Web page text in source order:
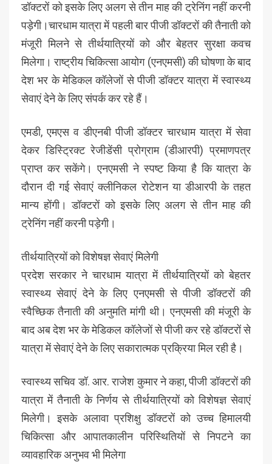
डॉक्टरों को इसके लिए अलग से तीन माह की ट्रेनिंग नहीं करनी
पड़ेगी।चारधाम यात्रा में पहली बार पीजी डॉक्टरों की तैनाती को
मंजूरी मिलने से तीर्थयात्रियों को और बेहतर सुरक्षा कवच
मिलेगा। राष्ट्रीय चिकित्सा आयोग (एनएमसी) की घोषणा के बाद
देश भर के मेडिकल कॉलेजों से पीजी डॉक्टर यात्रा में स्वास्थ्य
सेवाएं देने के लिए संपर्क कर रहे हैं।
एमडी, एमएस व डीएनबी पीजी डॉक्टर चारधाम यात्रा में सेवा
देकर डिस्ट्रिक्ट रेजीडेंसी प्रोग्राम (डीआरपी) प्रमाणपत्र
प्राप्त कर सकेंगे। एनएमसी ने स्पष्ट किया है कि यात्रा के
दौरान दी गई सेवाएं क्लीनिकल रोटेशन या डीआरपी के तहत
मान्य होंगी। डॉक्टरों को इसके लिए अलग से तीन माह की
ट्रेनिंग नहीं करनी पड़ेगी।
तीर्थयात्रियों को विशेषज्ञ सेवाएं मिलेगी
प्रदेश सरकार ने चारधाम यात्रा में तीर्थयात्रियों को बेहतर
स्वास्थ्य सेवाएं देने के लिए एनएमसी से पीजी डॉक्टरों की
स्वैच्छिक तैनाती की अनुमति मांगी थी। एनएमसी की मंजूरी के
बाद अब देश भर के मेडिकल कॉलेजों से पीजी कर रहे डॉक्टरों से
यात्रा में सेवाएं देने के लिए सकारात्मक प्रक्रिया मिल रही है।
स्वास्थ्य सचिव डॉ. आर. राजेश कुमार ने कहा, पीजी डॉक्टरों की
यात्रा में तैनाती के निर्णय से तीर्थयात्रियों को विशेषज्ञ सेवाएं
मिलेगी। इसके अलावा प्रशिक्षु डॉक्टरों को उच्च हिमालयी
चिकित्सा और आपातकालीन परिस्थितियों से निपटने का
व्यावहारिक अनुभव भी मिलेगा